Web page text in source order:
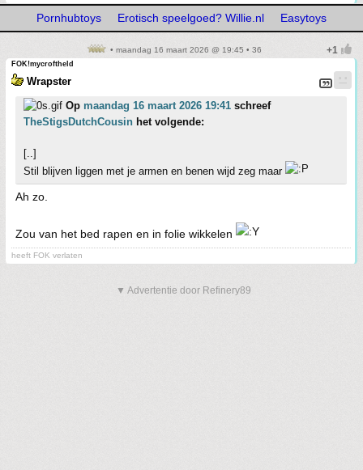
Pornhubtoys Erotisch speelgoed? Willie.nl Easytoys
• maandag 16 maart 2026 @ 19:45 • 36
FOK!mycroftheld
Wrapster
Op maandag 16 maart 2026 19:41 schreef
TheStigsDutchCousin het volgende:
[..]
Stil blijven liggen met je armen en benen wijd zeg maar
Ah zo.
Zou van het bed rapen en in folie wikkelen
heeft FOK verlaten
▼ Advertentie door Refinery89